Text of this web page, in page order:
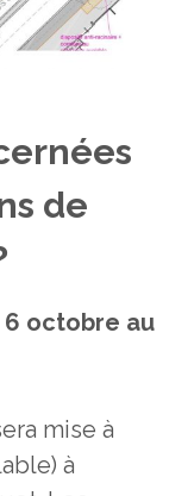
de
octobre au
mise à
à